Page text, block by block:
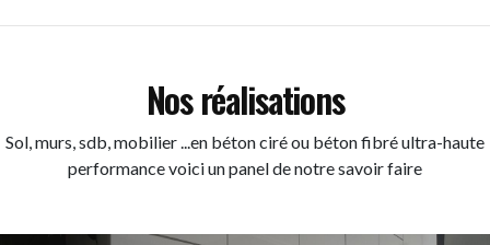
Nos réalisations
Sol, murs, sdb, mobilier ...en béton ciré ou béton fibré ultra-haute
performance voici un panel de notre savoir faire